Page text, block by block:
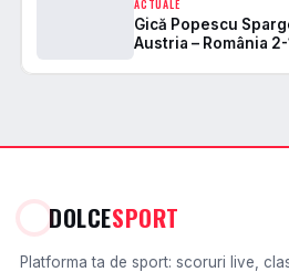
ACTUALE
Gică Popescu
Austria – România 2-
DOLCESPORT
Platforma ta de sport: scoruri live,